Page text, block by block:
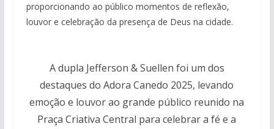
proporcionando ao público momentos de reflexão,
louvor e celebração da presença de Deus na cidade.
A dupla Jefferson & Suellen foi um dos
destaques do Adora Canedo 2025, levando
emoção e louvor ao grande público reunido na
Praça Criativa Central para celebrar a fé e a